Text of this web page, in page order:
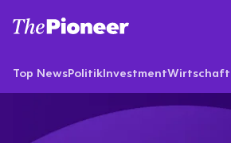
Top NewsPolitikInvestmentWirtschaft